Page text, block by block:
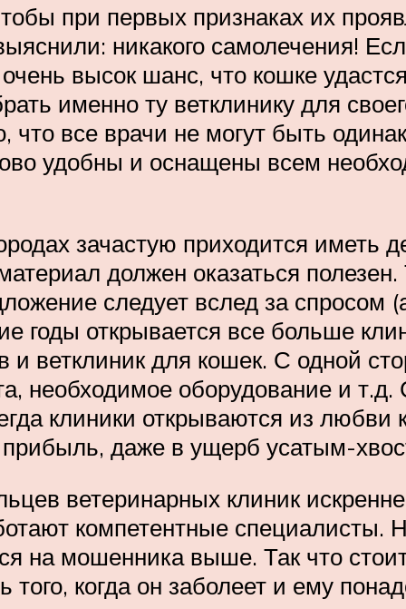
при первых признаках их
никакого самолечения!
высок шанс, что кошке
именно ту ветклинику для
все врачи не могут быть
удобны и оснащены всем
зачастую приходится иметь
должен оказаться
следует вслед за спросом
годы открывается все больше
ветклиник для кошек. С одной
необходимое оборудование и
клиники открываются из любви
даже в ущерб усатым-
ветеринарных клиник
компетентные специалисты.
на мошенника выше. Так что
того, когда он заболеет и ему